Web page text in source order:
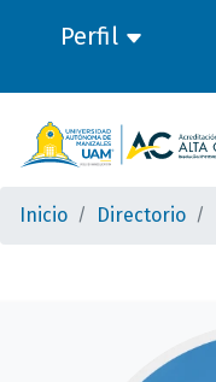
Perfil
Inicio Directorio